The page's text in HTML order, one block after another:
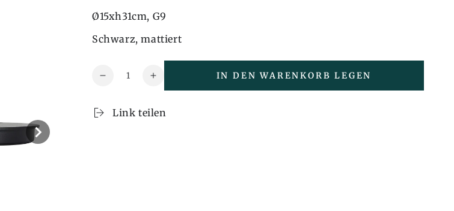
Ø15xh31cm, G9
Schwarz, mattiert
Menge
Reduzieren
auch
die
Erhöhen
Sie
auch
die
IN DEN WARENKORB LEGEN
Link teilen